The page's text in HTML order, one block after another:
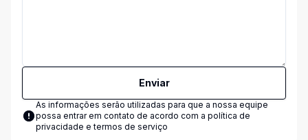
Enviar
As informações serão utilizadas para que a nossa equipe
possa entrar em contato de acordo com a política de
privacidade e termos de serviço